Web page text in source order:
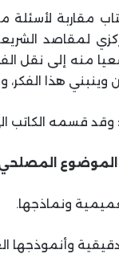
مقاربة
لمقاصد
منه إلى نقل
وينبني هذا
وقد قسمه الكاتب
الموضوع المصلحي
ونماذجها.
وأنموذجها